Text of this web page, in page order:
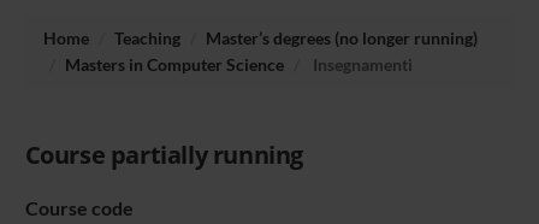
Home Teaching
Master’s degrees (no longer running)
Masters in Computer Science
Insegnamenti
Course partially running
Course code